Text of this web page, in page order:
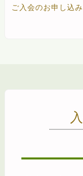
ご入会のお申し込